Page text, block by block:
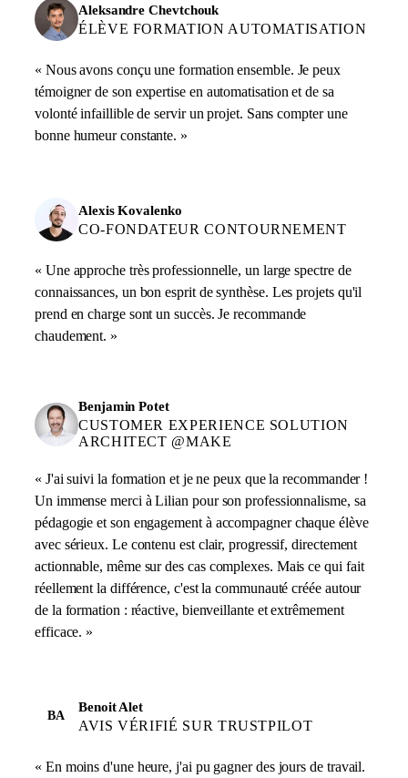
Aleksandre Chevtchouk
ÉLÈVE FORMATION AUTOMATISATION
« Nous avons conçu une formation ensemble. Je peux
témoigner de son expertise en automatisation et de sa
volonté infaillible de servir un projet. Sans compter une
bonne humeur constante. »
Alexis Kovalenko
CO-FONDATEUR CONTOURNEMENT
« Une approche très professionnelle, un large spectre de
connaissances, un bon esprit de synthèse. Les projets qu'il
prend en charge sont un succès. Je recommande
chaudement. »
Benjamin Potet
CUSTOMER EXPERIENCE SOLUTION
ARCHITECT @MAKE
« J'ai suivi la formation et je ne peux que la recommander !
Un immense merci à Lilian pour son professionnalisme, sa
pédagogie et son engagement à accompagner chaque élève
avec sérieux. Le contenu est clair, progressif, directement
actionnable, même sur des cas complexes. Mais ce qui fait
réellement la différence, c'est la communauté créée autour
de la formation : réactive, bienveillante et extrêmement
efficace. »
BA
Benoit Alet
AVIS VÉRIFIÉ SUR TRUSTPILOT
« En moins d'une heure, j'ai pu gagner des jours de travail.